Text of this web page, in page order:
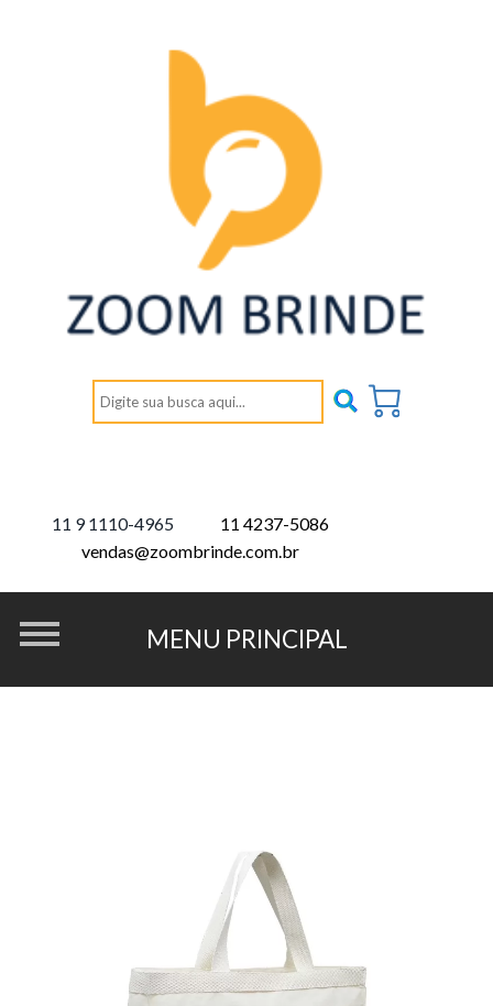
11 9 1110-4965
11 4237-5086
vendas@zoombrinde.com.br